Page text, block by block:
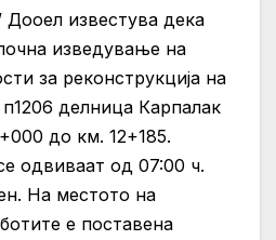
известува дека
изведување на
за реконструкција на
делница Карпалак
до км. 12+185.
одвиваат од 07:00 ч.
На местото на
е поставена